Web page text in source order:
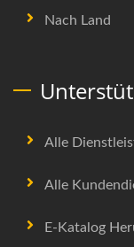
Nach Land
Alle
Alle
E-Katalog